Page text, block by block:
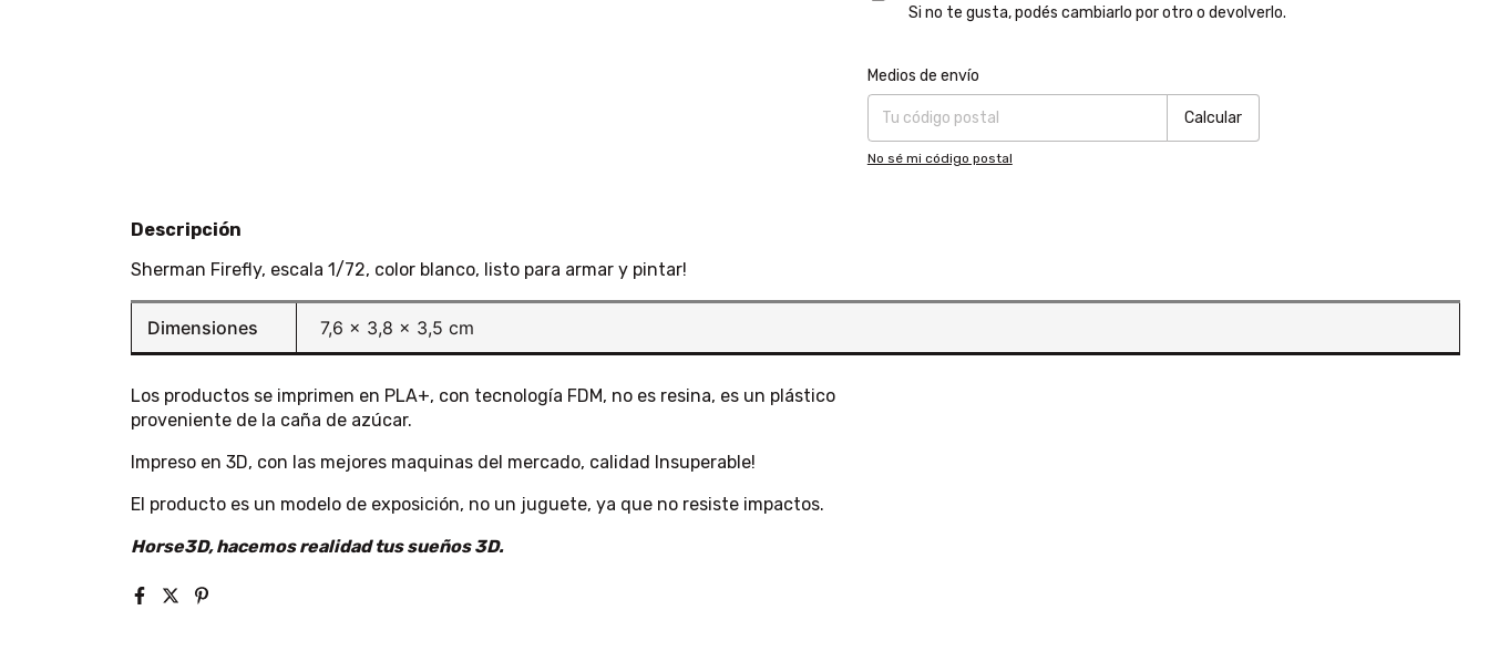
Si no te gusta, podés cambiarlo por otro o devolverlo.
Entregas para el CP:
Medios de envío
Calcular
No sé mi código postal
Descripción
Sherman Firefly, escala 1/72, color blanco, listo para armar y pintar!
Dimensiones 7,6 × 3,8 × 3,5 cm
Los productos se imprimen en PLA+, con tecnología FDM, no es resina, es un plástico
proveniente de la caña de azúcar.
Impreso en 3D, con las mejores maquinas del mercado, calidad Insuperable!
El producto es un modelo de exposición, no un juguete, ya que no resiste impactos.
Horse3D, hacemos realidad tus sueños 3D.